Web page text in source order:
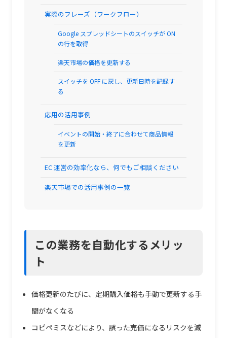
実際のフレーズ（ワークフロー）
Google スプレッドシートのスイッチが ON
の行を取得
楽天市場の価格を更新する
スイッチを OFF に戻し、更新日時を記録す
る
応用の活用事例
イベントの開始・終了に合わせて商品情報
を更新
EC 運営の効率化なら、何でもご相談ください
楽天市場での活用事例の一覧
この業務を自動化するメリッ
ト
価格更新のたびに、定期購入価格も手動で更新する手
間がなくなる
コピペミスなどにより、誤った売価になるリスクを減